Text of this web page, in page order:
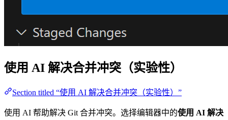
使用 AI 解决合并冲突（实验性）
Section titled “使用 AI 解决合并冲突（实验性）”
使用 AI 帮助解决 Git 合并冲突。选择编辑器中的使用 AI 解决